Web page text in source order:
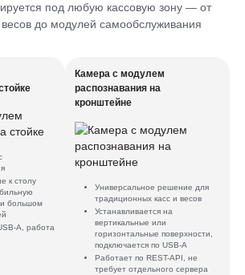
под любую кассовую зону — от
весов до модулей самообслуживания
к столу
большом
A, работа
Камера с модулем
распознавания на
кронштейне
Универсальное решение для
традиционных касс и весов
Устанавливается на
вертикальные или
горизонтальные поверхности,
подключается по USB-A
Работает по REST-API, не
требует отдельного сервера